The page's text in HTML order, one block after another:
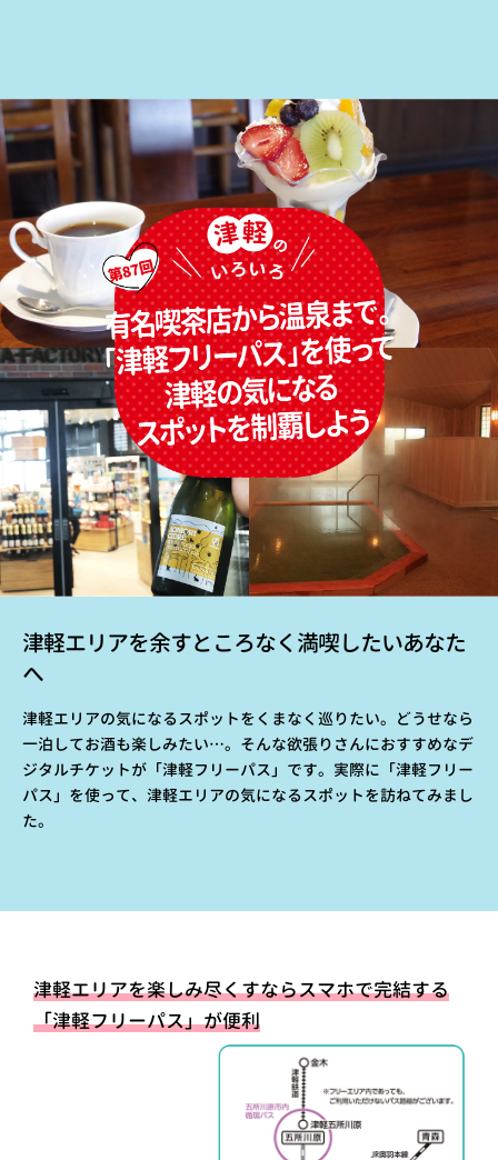
津軽エリアを余すところなく満喫したいあなた
へ
津軽エリアの気になるスポットをくまなく巡りたい。どうせなら
一泊してお酒も楽しみたい…。そんな欲張りさんにおすすめなデ
ジタルチケットが「津軽フリーパス」です。実際に「津軽フリー
パス」を使って、津軽エリアの気になるスポットを訪ねてみまし
た。
津軽エリアを楽しみ尽くすならスマホで完結する
「津軽フリーパス」が便利